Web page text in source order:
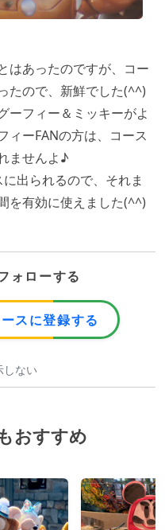
はあったのですが、コー
たので、新鮮でした(^^)
ーフィー＆ミッキーがよ
ィーFANの方は、コース
ませんよ♪
出られるので、それま
を有効に使えました(^^)
ォローする
スに登録する
しない
おすすめ